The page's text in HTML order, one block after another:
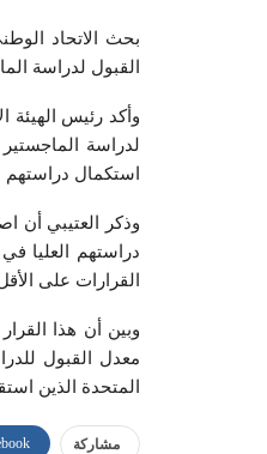
بحث الاتحاد
القبول لدراسة
وأكد رئيس الهيئة
لدراسة
استكمال دراستهم
وذكر العتيبي أن
دراستهم العليا
القرارات على
وبين أن هذا
معدل القبول
المتحدة الذين
مشاركة